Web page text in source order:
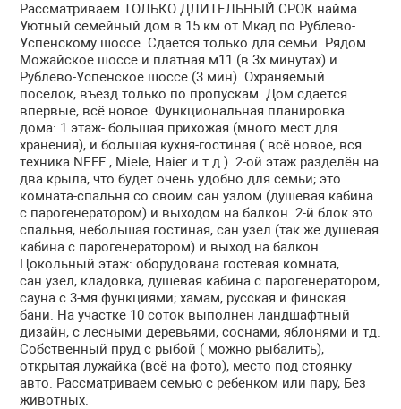
Рассматриваем ТОЛЬКО ДЛИТЕЛЬНЫЙ СРОК найма.
Уютный семейный дом в 15 км от Мкад по Рублево-
Успенскому шоссе. Сдается только для семьи. Рядом
Можайское шоссе и платная м11 (в 3х минутах) и
Рублево-Успенское шоссе (3 мин). Охраняемый
поселок, въезд только по пропускам. Дом сдается
впервые, всё новое. Функциональная планировка
дома: 1 этаж- большая прихожая (много мест для
хранения), и большая кухня-гостиная ( всё новое, вся
техника NEFF , Miele, Haier и т.д.). 2-ой этаж разделён на
два крыла, что будет очень удобно для семьи; это
комната-спальня со своим сан.узлом (душевая кабина
с парогенератором) и выходом на балкон. 2-й блок это
спальня, небольшая гостиная, сан.узел (так же душевая
кабина с парогенератором) и выход на балкон.
Цокольный этаж: оборудована гостевая комната,
сан.узел, кладовка, душевая кабина с парогенератором,
сауна с 3-мя функциями; хамам, русская и финская
бани. На участке 10 соток выполнен ландшафтный
дизайн, с лесными деревьями, соснами, яблонями и тд.
Собственный пруд с рыбой ( можно рыбалить),
открытая лужайка (всё на фото), место под стоянку
авто. Рассматриваем семью с ребенком или пару, Без
животных.